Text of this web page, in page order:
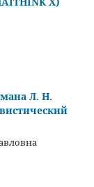
Л. Н.